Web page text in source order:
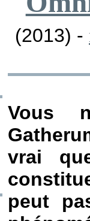
(2013) -
Vous
vrai
peut